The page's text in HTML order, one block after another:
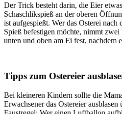
Der Trick besteht darin, die Eier
Schaschlikspieß an der oberen
ist aufgespießt. Wer das Osterei nach
Spieß befestigen möchte, nimmt
unten und oben am Ei fest, nachdem
Tipps zum Ostereier
Bei kleineren Kindern sollte die
Erwachsener das Ostereier